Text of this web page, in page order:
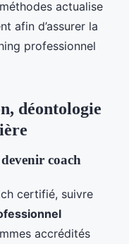
actualise
afin d’assurer la
professionnel
déontologie
coach
certifié, suivre
accrédités